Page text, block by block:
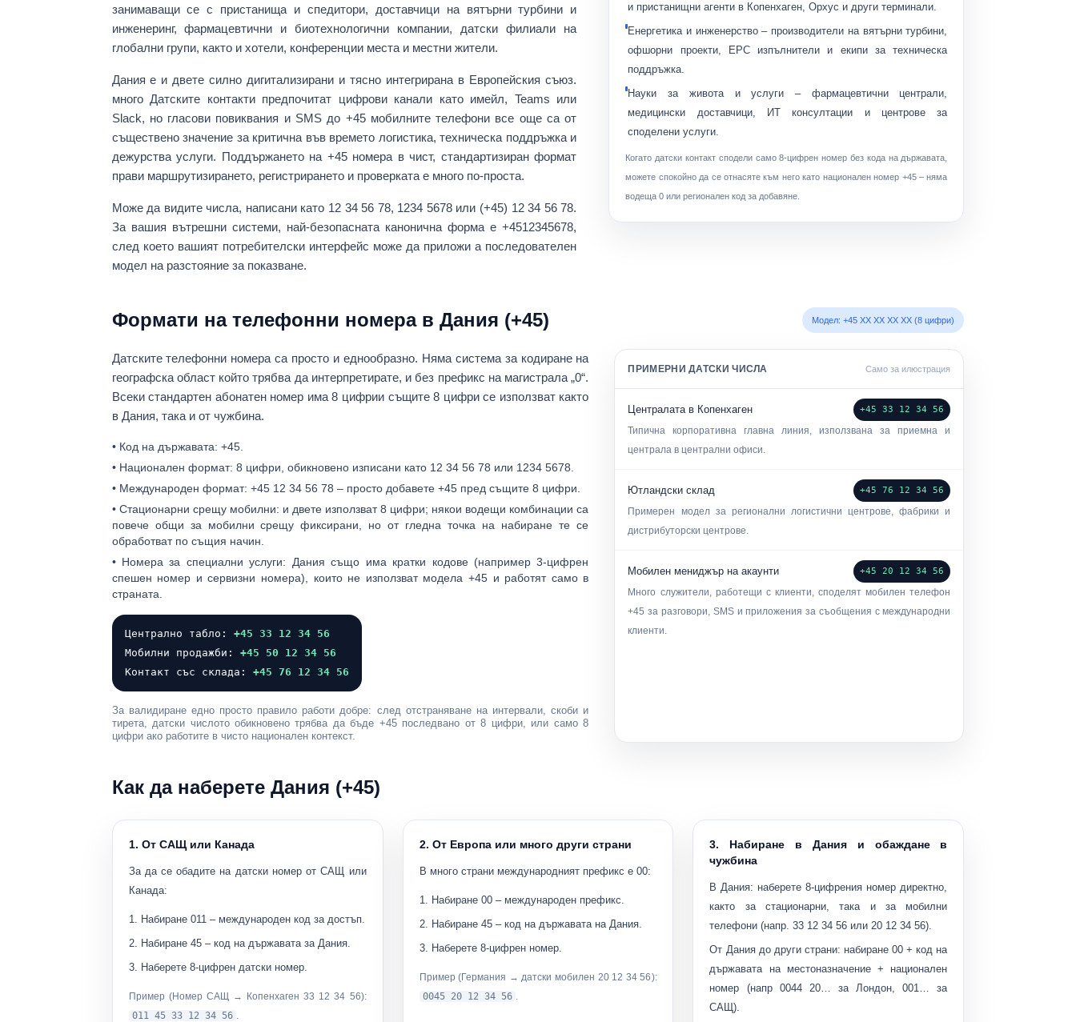
занимаващи се с пристанища и спедитори, доставчици на вятърни турбини и
инженеринг, фармацевтични и биотехнологични компании, датски филиали на
глобални групи, както и хотели, конференции места и местни жители.
Дания е и дветесилно дигитализирани и тясно интегрирана в Европейския съюз.
много Датските контакти предпочитат цифрови канали като имейл, Teams или
Slack, но гласови повиквания и SMS до +45 мобилните телефони все още са от
съществено значение за критична във времето логистика, техническа поддръжка и
дежурства услуги. Поддържането на +45 номера в чист, стандартизиран формат
прави маршрутизирането, регистрирането и проверката е много по-проста.
Може да видите числа, написани като 12 34 56 78, 1234 5678или (+45) 12 34 56 78.
За вашия вътрешни системи, най-безопасната канонична форма е+4512345678,
след което вашият потребителски интерфейс може да приложи a последователен
модел на разстояние за показване.
и пристанищни агенти в Копенхаген, Орхус и други терминали.
Енергетика и инженерство– производители на вятърни турбини,
офшорни проекти, EPC изпълнители и екипи за техническа
поддръжка.
Науки за живота и услуги – фармацевтични централи,
медицински доставчици, ИТ консултации и центрове за
споделени услуги.
Когато датски контакт сподели само 8-цифрен номер без кода на държавата,
можете спокойно да се отнасяте към него като национален номер +45 – няма
водеща 0 или регионален код за добавяне.
Формати на телефонни номера в Дания (+45) Модел: +45 XX XX XX XX (8 цифри)
Датските телефонни номера са просто и еднообразно. Няма система за кодиране на
географска област който трябва да интерпретирате, и без префикс на магистрала „0“.
Всеки стандартен абонатен номер има8 цифрии същите 8 цифри се използват както
в Дания, така и от чужбина.
• Код на държавата: +45.
• Национален формат: 8 цифри, обикновено изписани като 12 34 56 78 или 1234 5678
• Международен формат: +45 12 34 56 78 – просто добавете +45 пред същите 8 цифри.
• Стационарни срещу мобилни: и двете използват 8 цифри; някои водещи комбинации са
повече общи за мобилни срещу фиксирани, но от гледна точка на набиране те се
обработват по същия начин.
• Номера за специални услуги: Дания също има кратки кодове (например 3-цифрен
спешен номер и сервизни номера), които не използват модела +45 и работят само в
страната.
Централно табло: +45 33 12 34 56
Мобилни продажби: +45 50 12 34 56
Контакт със склада: +45 76 12 34 56
За валидиране едно просто правило работи добре: след отстраняване на интервали, скоби и
тирета, датски числото обикновено трябва да бъде +45последвано от8 цифри, или само 8
цифри ако работите в чисто национален контекст.
ПРИМЕРНИ ДАТСКИ ЧИСЛА Само за илюстрация
Централата в Копенхаген +45 33 12 34 56
Типична корпоративна главна линия, използвана за приемна и
централа в централни офиси.
Ютландски склад +45 76 12 34 56
Примерен модел за регионални логистични центрове, фабрики и
дистрибуторски центрове.
Мобилен мениджър на акаунти +45 20 12 34 56
Много служители, работещи с клиенти, споделят мобилен телефон
+45 за разговори, SMS и приложения за съобщения с международни
клиенти.
Как да наберете Дания (+45)
1. От САЩ или Канада
За да се обадите на датски номер от САЩ или
Канада:
Набиране 011– международен код за достъп.
Набиране 45– код на държавата за Дания.
Наберете 8-цифрен датски номер.
Пример (Номер САЩ → Копенхаген33 12 34 56):
011 45 33 12 34 56 .
2. От Европа или много други страни
В много страни международният префикс е 00:
Набиране 00– международен префикс.
Набиране 45– код на държавата на Дания.
Наберете 8-цифрен номер.
Пример (Германия → датски мобилен 20 12 34 56):
0045 20 12 34 56 .
3. Набиране в Дания и обаждане в
чужбина
В Дания: наберете 8-цифрения номер директно,
както за стационарни, така и за мобилни
телефони (напр.33 12 34 56 или20 12 34 56).
От Дания до други страни: набиране00 + код на
държавата на местоназначение + национален
номер (напр 0044 20… за Лондон,001… за
САЩ).